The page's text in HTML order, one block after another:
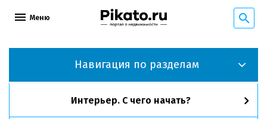
Меню
Навигация по разделам
Интерьер. С чего начать?